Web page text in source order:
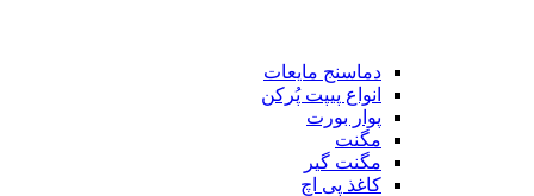
دماسنج مایعات
انواع پیپت پُرکن
پوار بورت
مگنت
مگنت گیر
کاغذ پی اچ